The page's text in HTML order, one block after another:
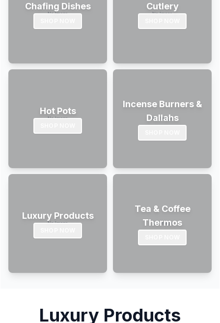
Chafing Dishes Cutlery
Hot Pots
Incense Burners &
Dallahs
Luxury Products
Tea & Coffee
Thermos
Luxury Products